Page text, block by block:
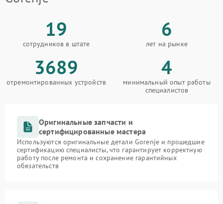
19
сотрудников в штате
6
лет на рынке
3689
отремонтированных устройств
4
минимальный опыт работы
специалистов
Оригинальные запчасти и
сертифицированные мастера
Используются оригинальные детали Gorenje и прошедшие
сертификацию специалисты, что гарантирует корректную
работу после ремонта и сохранение гарантийных
обязательств